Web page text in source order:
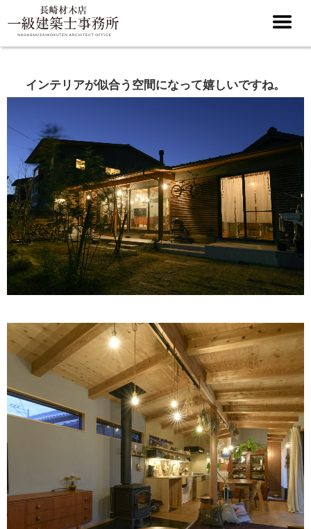
インテリアが似合う空間になって嬉しいですね。